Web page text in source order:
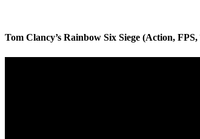
Tom Clancy’s Rainbow Six Siege (Action,